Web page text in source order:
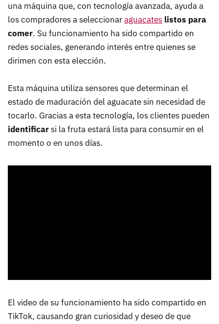
una máquina que, con tecnología avanzada, ayuda a
los compradores a seleccionaraguacates listos para
comer. Su funcionamiento ha sido compartido en
redes sociales, generando interés entre quienes se
dirimen con esta elección.
Esta máquina utiliza sensores que determinan el
estado de maduración del aguacate sin necesidad de
tocarlo. Gracias a esta tecnología, los clientes pueden
identificarsi la fruta estará lista para consumir en el
momento o en unos días.
El video de su funcionamiento ha sido compartido en
TikTok, causando gran curiosidad y deseo de que